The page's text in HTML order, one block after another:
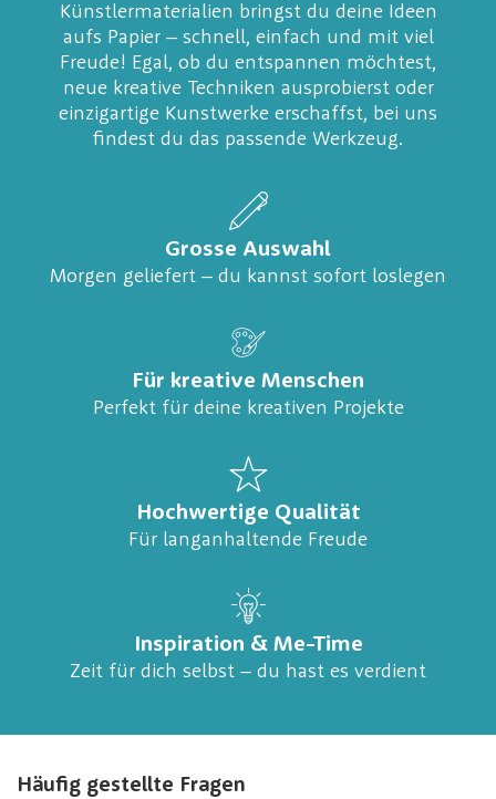
Künstlermaterialien bringst du deine Ideen
aufs Papier – schnell, einfach und mit viel
Freude! Egal, ob du entspannen möchtest,
neue kreative Techniken ausprobierst oder
einzigartige Kunstwerke erschaffst, bei uns
findest du das passende Werkzeug.
Grosse Auswahl
Morgen geliefert – du kannst sofort loslegen
Für kreative Menschen
Perfekt für deine kreativen Projekte
Hochwertige Qualität
Für langanhaltende Freude
Inspiration & Me-Time
Zeit für dich selbst – du hast es verdient
Häufig gestellte Fragen